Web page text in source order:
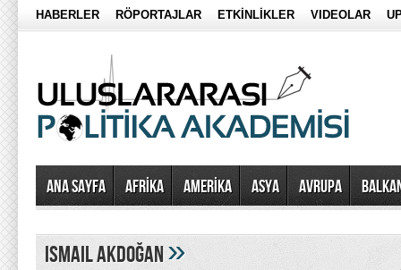
HABERLER RÖPORTAJLAR ETKİNLİKLER VIDEOLAR
Ana Sayfa AFRİKA AMERİKA ASYA AVRUPA
ismail akdoğan»